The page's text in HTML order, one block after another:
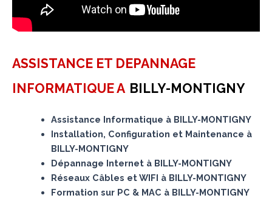
ASSISTANCE ET DEPANNAGE
INFORMATIQUE A BILLY-MONTIGNY
Assistance Informatique à BILLY-MONTIGNY
Installation, Configuration et Maintenance à
BILLY-MONTIGNY
Dépannage Internet à BILLY-MONTIGNY
Réseaux Câbles et WIFI à BILLY-MONTIGNY
Formation sur PC & MAC à BILLY-MONTIGNY